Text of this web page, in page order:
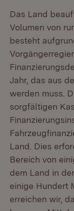
Das Land
Volumen von
besteht
Jahr, das aus
werden muss.
sorgfältigen
Land. Dies
Bereich von
dem Land in
einige Hundert
erreichen wir,